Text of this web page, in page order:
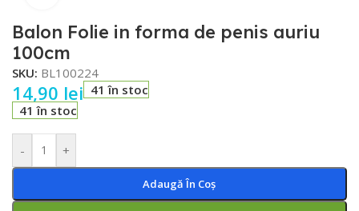
Balon Folie in forma de penis auriu
100cm
SKU: BL100224
14,90 lei 41 în stoc
41 în stoc
- +
Adaugă În Coș